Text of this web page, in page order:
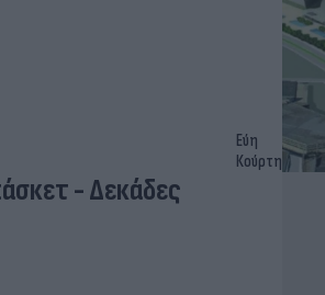
Εύη
Κούρτη
- Δεκάδες